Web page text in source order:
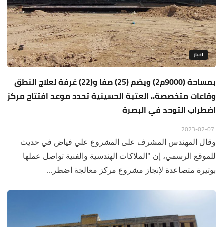
اخبار
بمساحة (9000م2) ويضم (25) صفا و(22) غرفة لعلاج النطق
وقاعات متخصصة.. العتبة الحسينية تحدد موعد افتتاح مركز
اضطراب التوحد في البصرة
وقال المهندس المشرف على المشروع علي فياض في حديث
للموقع الرسمي، إن "الملاكات الهندسية والفنية تواصل عملها
بوتيرة متصاعدة لإنجاز مشروع مركز معالجة اضطر...